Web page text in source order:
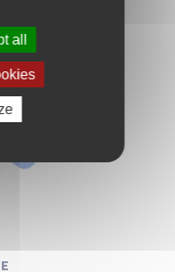
all